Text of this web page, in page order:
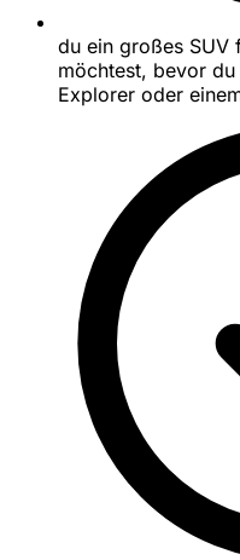
du ein großes SUV
möchtest, bevor
Explorer oder